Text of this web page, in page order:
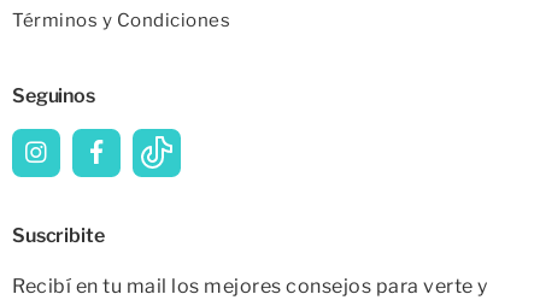
Términos y Condiciones
Seguinos
Suscribite
Recibí en tu mail los mejores consejos para verte y